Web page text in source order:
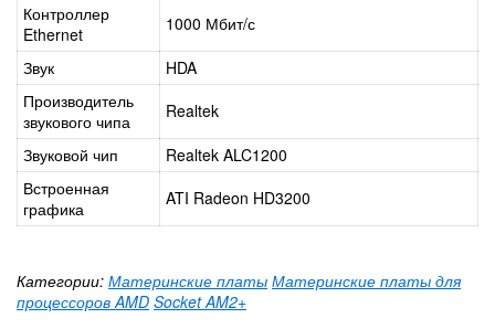
Контроллер
Ethernet
1000 Мбит/с
Звук
HDA
Производитель
звукового чипа
Realtek
Звуковой чип
Realtek ALC1200
Встроенная
графика
ATI Radeon HD3200
Категории: Материнские платы Материнские платы для
процессоров AMD Socket AM2+